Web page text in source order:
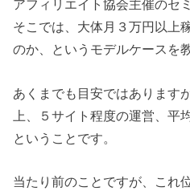
アフィリエイト協会主催のセ
そこでは、大体月３万円以上
のか、というモデルケースを
あくまでも目安ではあります
上、５サイト程度の運営、平
ということです。
当たり前のことですが、これ